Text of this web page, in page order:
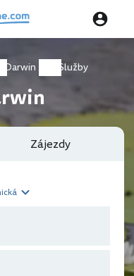
Darwin Služby
Zájezdy